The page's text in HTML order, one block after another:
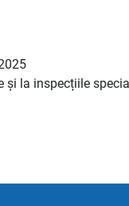
la inspecțiile